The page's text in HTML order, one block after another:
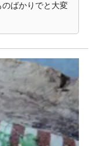
ばかりでと大変